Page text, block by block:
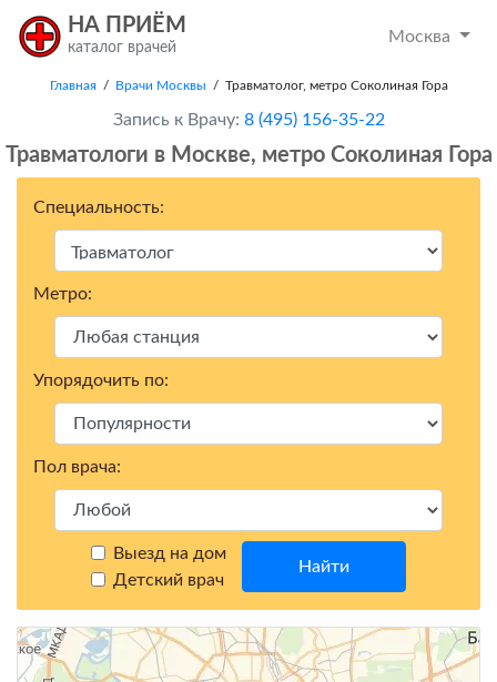
НА ПРИЁМ
каталог врачей
Москва
Главная / Врачи Москвы / Травматолог, метро Соколиная Гора
Запись к Врачу: 8 (495) 156-35-22
Травматологи в Москвe, метро Соколиная Гора
Специальность:
Метро:
Упорядочить по:
Пол врача:
Выезд на дом
Детский врач
Найти